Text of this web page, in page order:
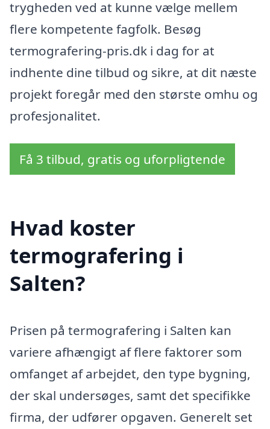
trygheden ved at kunne vælge mellem
flere kompetente fagfolk. Besøg
termografering-pris.dk i dag for at
indhente dine tilbud og sikre, at dit næste
projekt foregår med den største omhu og
profesjonalitet.
Få 3 tilbud, gratis og uforpligtende
Hvad koster
termografering i
Salten?
Prisen på termografering i Salten kan
variere afhængigt af flere faktorer som
omfanget af arbejdet, den type bygning,
der skal undersøges, samt det specifikke
firma, der udfører opgaven. Generelt set